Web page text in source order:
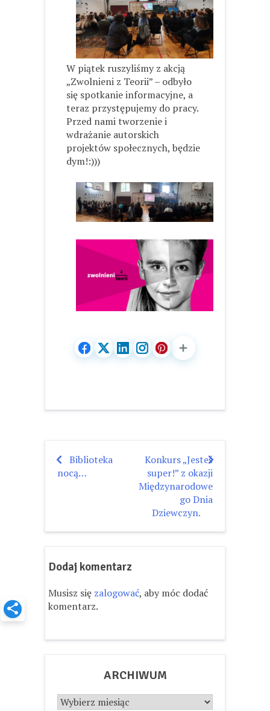
W piątek ruszyliśmy z akcją
„Zwolnieni z Teorii” – odbyło
się spotkanie informacyjne, a
teraz przystępujemy do pracy.
Przed nami tworzenie i
wdrażanie autorskich
projektów społecznych, będzie
dym!:)))
Nawigacja
Biblioteka
nocą…
Konkurs „Jesteś
super!” z okazji
Międzynarodowe
go Dnia
Dziewczyn.
Dodaj komentarz
Musisz się zalogować, aby móc dodać
komentarz.
ARCHIWUM
Archiwum